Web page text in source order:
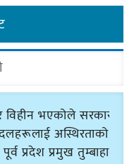
विहीन भएकोले सरकार
अस्थिरताको
प्रदेश प्रमुख तुम्बाहाङ